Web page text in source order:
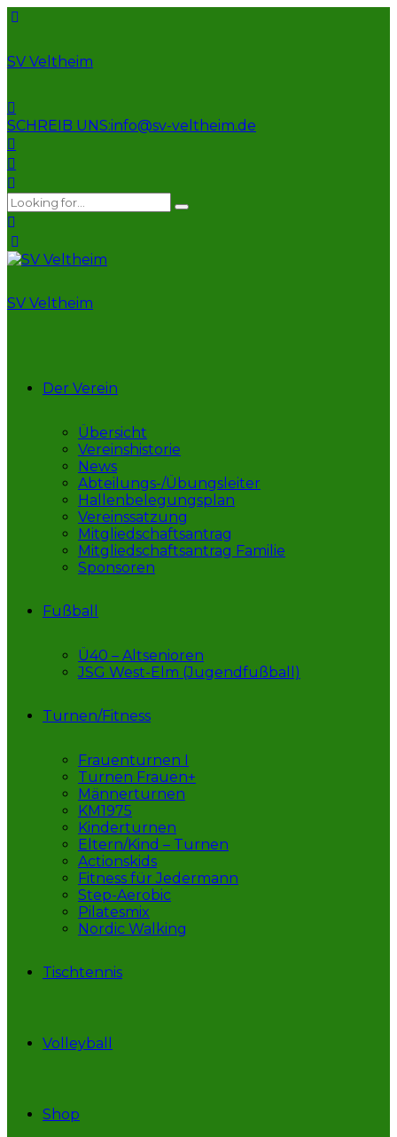
SV Veltheim
SCHREIB UNS:info@sv-veltheim.de
SV Veltheim
Der Verein
Übersicht
Vereinshistorie
News
Abteilungs-/Übungsleiter
Hallenbelegungsplan
Vereinssatzung
Mitgliedschaftsantrag
Mitgliedschaftsantrag Familie
Sponsoren
Fußball
Ü40 – Altsenioren
JSG West-Elm (Jugendfußball)
Turnen/Fitness
Frauenturnen I
Turnen Frauen+
Männerturnen
KM1975
Kinderturnen
Eltern/Kind – Turnen
Actionskids
Fitness für Jedermann
Step-Aerobic
Pilatesmix
Nordic Walking
Tischtennis
Volleyball
Shop